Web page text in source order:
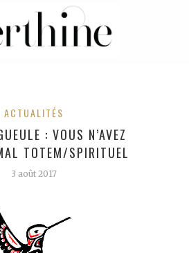
ACTUALITÉS
: VOUS N’AVEZ
TOTEM/SPIRITUEL
3 août 2017